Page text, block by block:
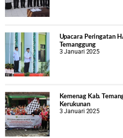
Upacara Peringatan
Temanggung
3 Januari 2025
Kemenag Kab.
Kerukunan
3 Januari 2025